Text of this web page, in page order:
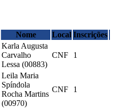
Nome Local Inscrições
Karla Augusta
Carvalho
Lessa (00883)
CNF 1
Leila Maria
Spíndola
Rocha Martins
(00970)
CNF 1